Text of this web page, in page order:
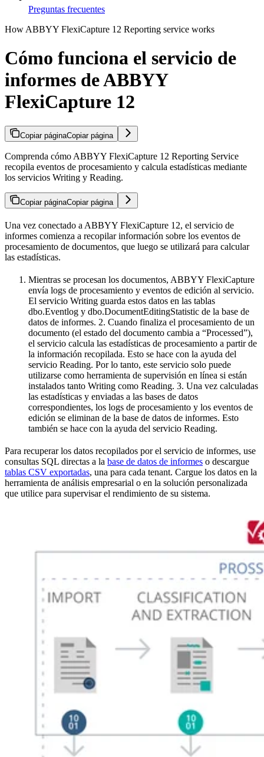
Preguntas frecuentes
How ABBYY FlexiCapture 12 Reporting service works
Cómo funciona el servicio de
informes de ABBYY
FlexiCapture 12
Copiar páginaCopiar página
Comprenda cómo ABBYY FlexiCapture 12 Reporting Service
recopila eventos de procesamiento y calcula estadísticas mediante
los servicios Writing y Reading.
Copiar páginaCopiar página
Una vez conectado a ABBYY FlexiCapture 12, el servicio de
informes comienza a recopilar información sobre los eventos de
procesamiento de documentos, que luego se utilizará para calcular
las estadísticas.
Mientras se procesan los documentos, ABBYY FlexiCapture
envía logs de procesamiento y eventos de edición al servicio.
El servicio Writing guarda estos datos en las tablas
dbo.Eventlog y dbo.DocumentEditingStatistic de la base de
datos de informes. 2. Cuando finaliza el procesamiento de un
documento (el estado del documento cambia a “Processed”),
el servicio calcula las estadísticas de procesamiento a partir de
la información recopilada. Esto se hace con la ayuda del
servicio Reading. Por lo tanto, este servicio solo puede
utilizarse como herramienta de supervisión en línea si están
instalados tanto Writing como Reading. 3. Una vez calculadas
las estadísticas y enviadas a las bases de datos
correspondientes, los logs de procesamiento y los eventos de
edición se eliminan de la base de datos de informes. Esto
también se hace con la ayuda del servicio Reading.
Para recuperar los datos recopilados por el servicio de informes, use
consultas SQL directas a la base de datos de informes o descargue
tablas CSV exportadas, una para cada tenant. Cargue los datos en la
herramienta de análisis empresarial o en la solución personalizada
que utilice para supervisar el rendimiento de su sistema.